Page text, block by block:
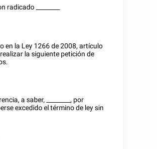
radicado
en la Ley 1266 de 2008, artículo
la siguiente petición de
a saber,
, por
excedido el término de ley sin